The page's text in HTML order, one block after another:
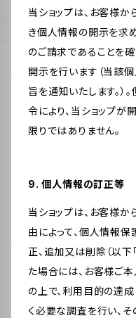
当ショップは、お客様
き個人情報の開示を求
のご請求であることを
開示を行います（当該
旨を通知いたします。）
令により、当ショップ
限りではありません。
9. 個人情報の訂正等
当ショップは、お客様
由によって、個人情報
正、追加又は削除（以下
た場合には、お客様ご
の上で、利用目的の達
く必要な調査を行い、